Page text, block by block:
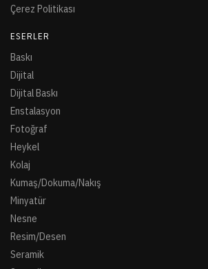
Çerez Politikası
ESERLER
Baskı
Dijital
Dijital Baskı
Enstalasyon
Fotoğraf
Heykel
Kolaj
Kumaş/Dokuma/Nakış
Minyatür
Nesne
Resim/Desen
Seramik